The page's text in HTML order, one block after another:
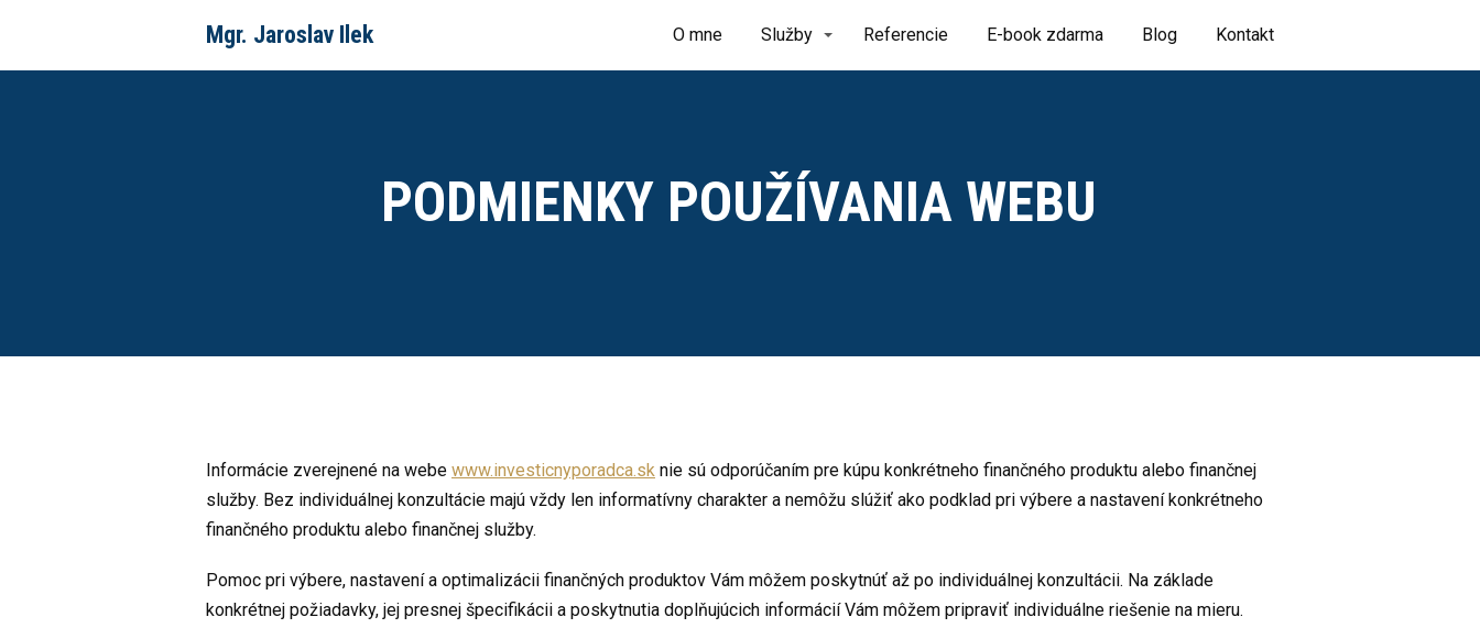
Mgr. Jaroslav Ilek O mne Služby Referencie E-book zdarma Blog Kontakt
PODMIENKY POUŽÍVANIA WEBU
Informácie zverejnené na webe www.investicnyporadca.sk nie sú odporúčaním pre kúpu konkrétneho finančného produktu alebo finančnej
služby. Bez individuálnej konzultácie majú vždy len informatívny charakter a nemôžu slúžiť ako podklad pri výbere a nastavení konkrétneho
finančného produktu alebo finančnej služby.
Pomoc pri výbere, nastavení a optimalizácii finančných produktov Vám môžem poskytnúť až po individuálnej konzultácii. Na základe
konkrétnej požiadavky, jej presnej špecifikácii a poskytnutia doplňujúcich informácií Vám môžem pripraviť individuálne riešenie na mieru.